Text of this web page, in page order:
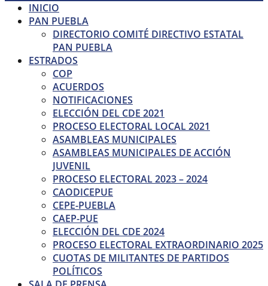
INICIO
PAN PUEBLA
DIRECTORIO COMITÉ DIRECTIVO ESTATAL
PAN PUEBLA
ESTRADOS
COP
ACUERDOS
NOTIFICACIONES
ELECCIÓN DEL CDE 2021
PROCESO ELECTORAL LOCAL 2021
ASAMBLEAS MUNICIPALES
ASAMBLEAS MUNICIPALES DE ACCIÓN
JUVENIL
PROCESO ELECTORAL 2023 – 2024
CAODICEPUE
CEPE-PUEBLA
CAEP-PUE
ELECCIÓN DEL CDE 2024
PROCESO ELECTORAL EXTRAORDINARIO 2025
CUOTAS DE MILITANTES DE PARTIDOS
POLÍTICOS